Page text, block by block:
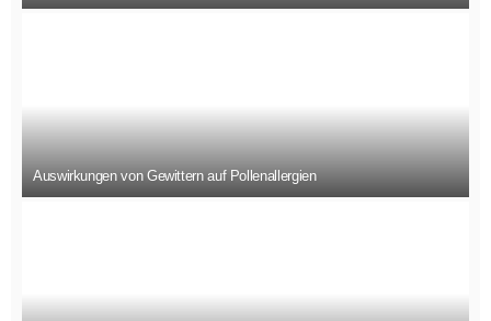
Auswirkungen von Gewittern auf Pollenallergien